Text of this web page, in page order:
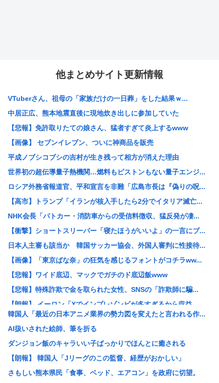
他まとめサイト更新情報
VTuberさん、祖母の「家族だけの一日葬」をした結果ｗ...
中居正広、熊本地震直後に現地炊き出しに参加していた
【悲報】免許取りたての娘さん、猛者すぎて炎上するwww
【画像】 セブンイレブン、ついに神商品を販売
平成ノブシコブシの吉村が生き残って相方が消えた理由
世界初の超伝導量子熱機関…燃料もピストンもない量子エンジ...
ロシア外務省報道官、平和宣言を非難「広島市長は『偽りの呪...
【高市】トランプ「イランが核入手したら2分でイタリア滅亡...
NHK会長「パトカー・消防車からの受信料徴収、猛反発が凄...
【衝撃】ショートスリーパー「寝たほうがいいよ」の一言にブ...
日本人主審も該当か 韓国サッカー協会、外国人審判に性接待...
【画像】「東京ばな奈」の狂気を感じるフォントがコチラww...
【悲報】ワイド底辺、マックでガチのド底辺飯www
【悲報】特殊詐欺で金を取られた女性、SNSの「詐欺師に騙...
【朗報】 イーロン「Xでインプレゾンビが多すぎるから収益...
【ブチギレ】ホリエモンが移民反対派の若者をガチ論破！スタ...
【悲報】瀬戸環奈さん、中学時代のトラウマがヤバすぎる 【...
【予想外】アメリカ人の白人女に先祖を聞いたら衝撃的なこと...
【悲報】堀大輔さん、寝る間も惜しんでレスバ祭りwww
【悲報】佐藤二朗さん主演の「踊る」スピンオフ作品、結局撮...
韓国人「最近の日本アニメ業界の勢力図を変えたと言われる作...
AI扱いされた絵師、筆を折る
ダンジョン飯のキャラいい子ばっかりでほんとに癒される
【朗報】 韓国人「Jリーグのこの監督、経歴がおかしい」
さもしい熊本県民「食事、ベッド、エアコン」を政府に切望。